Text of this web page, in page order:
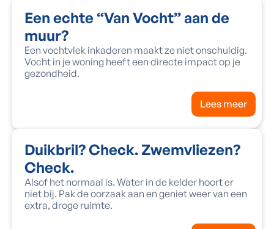
Een echte “Van Vocht” aan de
muur?
Een vochtvlek inkaderen maakt ze niet onschuldig.
Vocht in je woning heeft een directe impact op je
gezondheid.
Lees meer
Duikbril? Check. Zwemvliezen?
Check.
Alsof het normaal is. Water in de kelder hoort er
niet bij. Pak de oorzaak aan en geniet weer van een
extra, droge ruimte.